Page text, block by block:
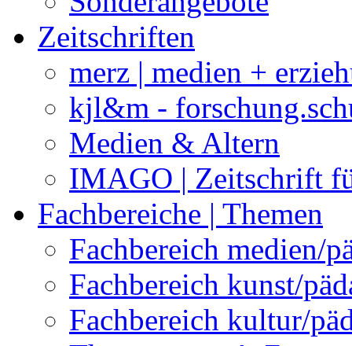
Zeitschriften
merz | medien +
kjl&m -
Medien & Altern
IMAGO | Zeitschrift
Fachbereiche | Themen
Fachbereich medien/
Fachbereich kunst/
Fachbereich kultur/